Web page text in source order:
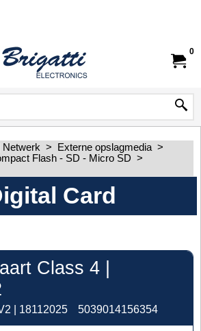
0
Netwerk > Externe opslagmedia >
Flash - SD - Micro SD >
Card
Class 4 |
| 18112025 5039014156354